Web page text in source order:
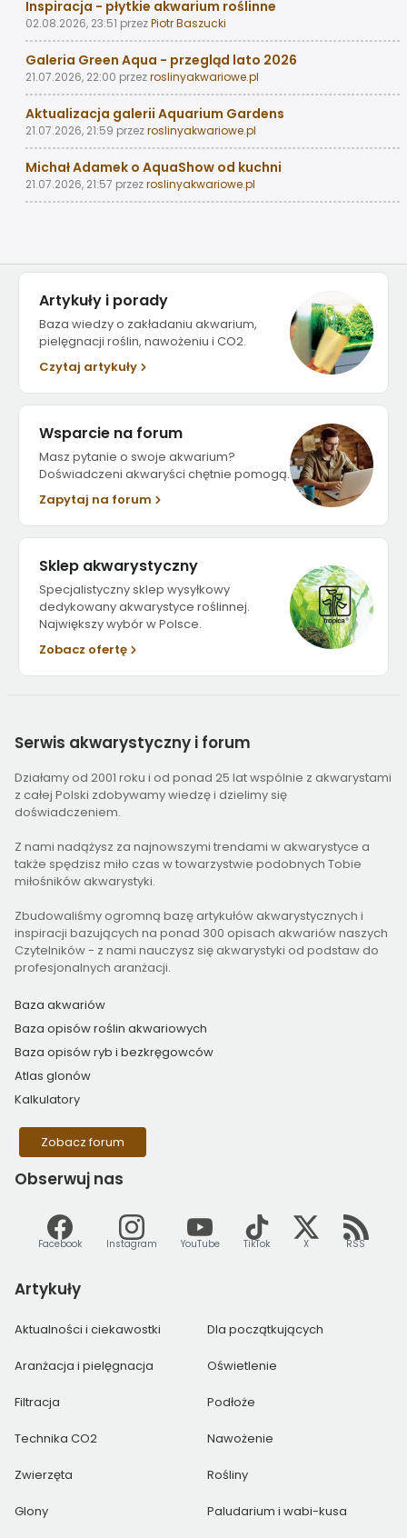
Inspiracja - płytkie akwarium roślinne
02.08.2026, 23:51 przezPiotr Baszucki
Galeria Green Aqua - przegląd lato 2026
21.07.2026, 22:00 przezroslinyakwariowe.pl
Aktualizacja galerii Aquarium Gardens
21.07.2026, 21:59 przezroslinyakwariowe.pl
Michał Adamek o AquaShow od kuchni
21.07.2026, 21:57 przezroslinyakwariowe.pl
Artykuły i porady
Baza wiedzy o zakładaniu akwarium,
pielęgnacji roślin, nawożeniu i CO2.
Czytaj artykuły
Wsparcie na forum
Masz pytanie o swoje akwarium?
Doświadczeni akwaryści chętnie pomogą.
Zapytaj na forum
Sklep akwarystyczny
Specjalistyczny sklep wysyłkowy
dedykowany akwarystyce roślinnej.
Największy wybór w Polsce.
Zobacz ofertę
Serwis akwarystyczny i forum
Działamy od 2001 roku i od ponad 25 lat wspólnie z akwarystami
z całej Polski zdobywamy wiedzę i dzielimy się
doświadczeniem.
Z nami nadążysz za najnowszymi trendami w akwarystyce a
także spędzisz miło czas w towarzystwie podobnych Tobie
miłośników akwarystyki.
Zbudowaliśmy ogromną bazę artykułów akwarystycznych i
inspiracji bazujących na ponad 300 opisach akwariów naszych
Czytelników - z nami nauczysz się akwarystyki od podstaw do
profesjonalnych aranżacji.
Baza akwariów
Baza opisów roślin akwariowych
Baza opisów ryb i bezkręgowców
Atlas glonów
Kalkulatory
Zobacz forum
Obserwuj nas
Facebook Instagram YouTube TikTok X RSS
Artykuły
Aktualności i ciekawostki Dla początkujących
Aranżacja i pielęgnacja Oświetlenie
Filtracja Podłoże
Technika CO2 Nawożenie
Zwierzęta Rośliny
Glony Paludarium i wabi-kusa